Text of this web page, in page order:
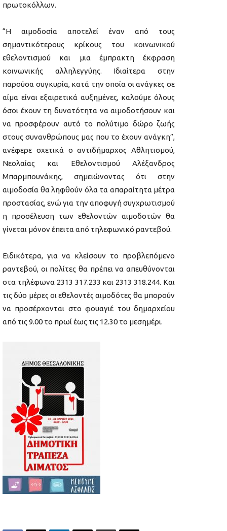
πρωτοκόλλων.
“Η αιμοδοσία αποτελεί έναν από τους
σημαντικότερους κρίκους του κοινωνικού
εθελοντισμού και μια έμπρακτη έκφραση
κοινωνικής αλληλεγγύης. Ιδιαίτερα στην
παρούσα συγκυρία, κατά την οποία οι ανάγκες σε
αίμα είναι εξαιρετικά αυξημένες, καλούμε όλους
όσοι έχουν τη δυνατότητα να αιμοδοτήσουν και
να προσφέρουν αυτό το πολύτιμο δώρο ζωής
στους συνανθρώπους μας που το έχουν ανάγκη”,
ανέφερε σχετικά ο αντιδήμαρχος Αθλητισμού,
Νεολαίας και Εθελοντισμού Αλέξανδρος
Μπαρμπουνάκης, σημειώνοντας ότι στην
αιμοδοσία θα ληφθούν όλα τα απαραίτητα μέτρα
προστασίας, ενώ για την αποφυγή συγχρωτισμού
η προσέλευση των εθελοντών αιμοδοτών θα
γίνεται μόνον έπειτα από τηλεφωνικό ραντεβού.
Ειδικότερα, για να κλείσουν το προβλεπόμενο
ραντεβού, οι πολίτες θα πρέπει να απευθύνονται
στα τηλέφωνα 2313 317.233 και 2313 318.244. Και
τις δύο μέρες οι εθελοντές αιμοδότες θα μπορούν
να προσέρχονται στο φουαγιέ του δημαρχείου
από τις 9.00 το πρωί έως τις 12.30 το μεσημέρι.